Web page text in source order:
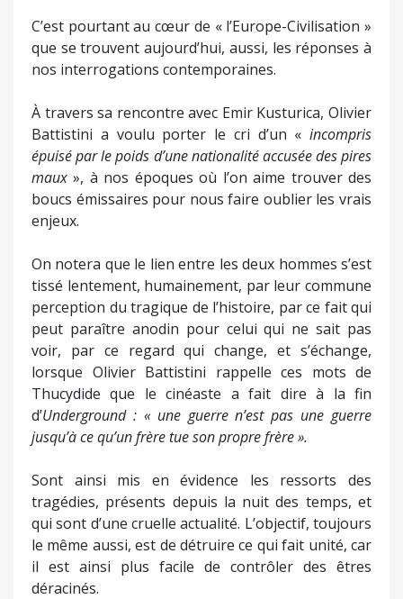
C’est pourtant au cœur de « l’Europe-Civilisation »
que se trouvent aujourd’hui, aussi, les réponses à
nos interrogations contemporaines.
À travers sa rencontre avec Emir Kusturica, Olivier
Battistini a voulu porter le cri d’un « incompris
épuisé par le poids d’une nationalité accusée des pires
maux», à nos époques où l’on aime trouver des
boucs émissaires pour nous faire oublier les vrais
enjeux.
On notera que le lien entre les deux hommes s’est
tissé lentement, humainement, par leur commune
perception du tragique de l’histoire, par ce fait qui
peut paraître anodin pour celui qui ne sait pas
voir, par ce regard qui change, et s’échange,
lorsque Olivier Battistini rappelle ces mots de
Thucydide que le cinéaste a fait dire à la fin
d’Underground : « une guerre n’est pas une guerre
jusqu’à ce qu’un frère tue son propre frère ».
Sont ainsi mis en évidence les ressorts des
tragédies, présents depuis la nuit des temps, et
qui sont d’une cruelle actualité. L’objectif, toujours
le même aussi, est de détruire ce qui fait unité, car
il est ainsi plus facile de contrôler des êtres
déracinés.